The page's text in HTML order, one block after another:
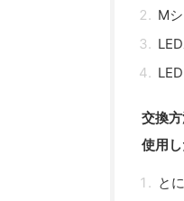
M
交換
使用
と